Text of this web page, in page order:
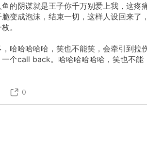
的阴谋就是王子你千万别爱上我，这疼
变成泡沫，结束一切，这样人设回来了
。
哈哈哈哈哈，笑也不能笑，会牵引到拉
一个call back。哈哈哈哈哈哈，笑也不能
0